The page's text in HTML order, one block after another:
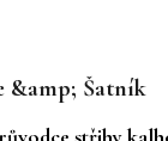
&amp; Šatník